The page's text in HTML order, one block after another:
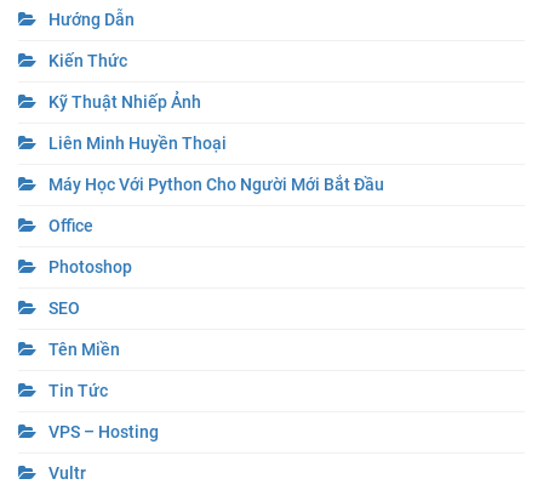
Hướng Dẫn
Kiến Thức
Kỹ Thuật Nhiếp Ảnh
Liên Minh Huyền Thoại
Máy Học Với Python Cho Người Mới Bắt Đầu
Office
Photoshop
SEO
Tên Miền
Tin Tức
VPS – Hosting
Vultr